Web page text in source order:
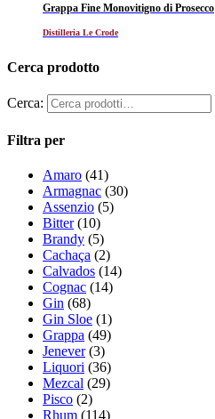
Grappa Fine Monovitigno di Prosecco
Distilleria Le Crode
Cerca prodotto
Cerca:
Filtra per
Amaro (41)
Armagnac (30)
Assenzio (5)
Bitter (10)
Brandy (5)
Cachaça (2)
Calvados (14)
Cognac (14)
Gin (68)
Gin Sloe (1)
Grappa (49)
Jenever (3)
Liquori (36)
Mezcal (29)
Pisco (2)
Rhum (114)